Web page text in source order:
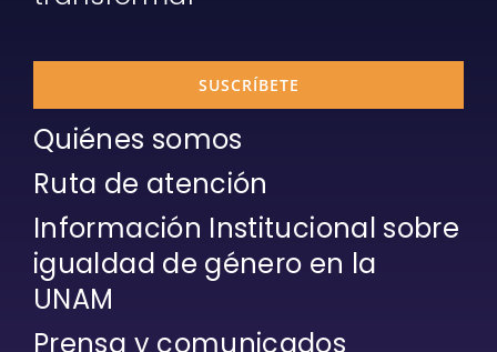
SUSCRÍBETE
Quiénes somos
Ruta de atención
Información Institucional sobre
igualdad de género en la
UNAM
Prensa y comunicados